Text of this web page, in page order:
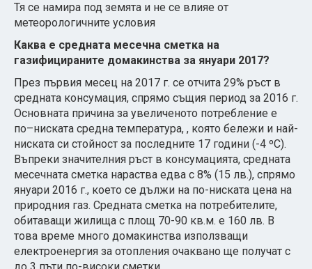
Тя се намира под земята и не се влияе от
метеорологичните условия
Каква е средната месечна сметка на
газифицираните домакинства за януари 2017?
През първия месец на 2017 г. се отчита 29% ръст в
средната консумация, спрямо същия период за 2016 г.
Основната причина за увеличеното потребление е
по–ниската средна температура, , която бележи и най-
ниската си стойност за последните 17 години (-4 ºC).
Въпреки значителния ръст в консумацията, средната
месечната сметка нараства едва с 8% (15 лв.), спрямо
януари 2016 г., което се дължи на по-ниската цена на
природния газ. Средната сметка на потребителите,
обитаващи жилища с площ 70-90 кв.м. е 160 лв. В
това време много домакинства използващи
електроенергия за отопления очаквано ще получат с